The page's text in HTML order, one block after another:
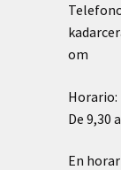
om
Horario:
De 9,30
En